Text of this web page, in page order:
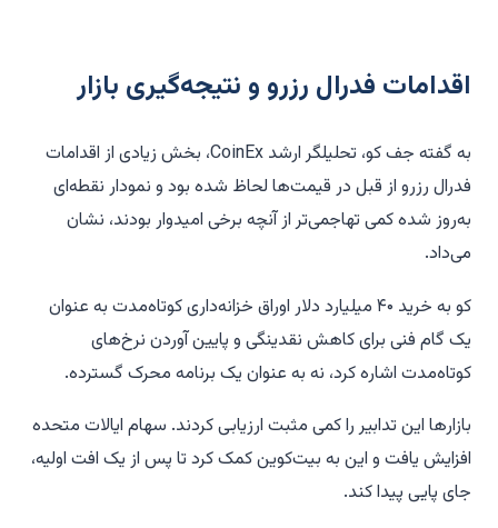
اقدامات فدرال رزرو و نتیجه‌گیری بازار
به گفته جف کو، تحلیلگر ارشد CoinEx، بخش زیادی از اقدامات
فدرال رزرو از قبل در قیمت‌ها لحاظ شده بود و نمودار نقطه‌ای
به‌روز شده کمی تهاجمی‌تر از آنچه برخی امیدوار بودند، نشان
می‌داد.
کو به خرید ۴۰ میلیارد دلار اوراق خزانه‌داری کوتاه‌مدت به عنوان
یک گام فنی برای کاهش نقدینگی و پایین آوردن نرخ‌های
کوتاه‌مدت اشاره کرد، نه به عنوان یک برنامه محرک گسترده.
بازارها این تدابیر را کمی مثبت ارزیابی کردند. سهام ایالات متحده
افزایش یافت و این به بیت‌کوین کمک کرد تا پس از یک افت اولیه،
جای پایی پیدا کند.